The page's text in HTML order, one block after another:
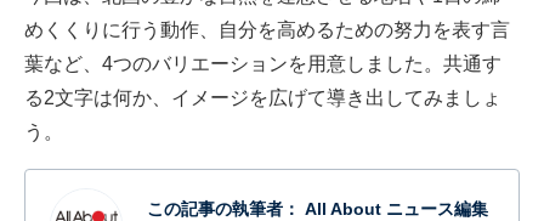
めくくりに行う動作、自分を高めるための努力を表す言
葉など、4つのバリエーションを用意しました。共通す
る2文字は何か、イメージを広げて導き出してみましょ
う。
この記事の執筆者： All About ニュース編集